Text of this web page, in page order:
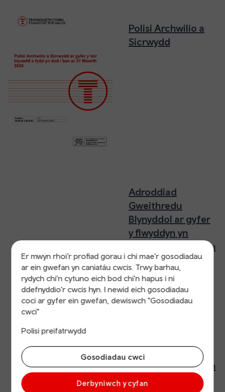
Er mwyn rhoi’r profiad gorau i chi mae'r gosodiadau
ar ein gwefan yn caniatáu cwcis. Trwy barhau,
rydych chi'n cytuno eich bod chi'n hapus i ni
ddefnyddio'r cwcis hyn. I newid eich gosodiadau
coci ar gyfer ein gwefan, dewiswch "Gosodiadau
cwci"
Polisi preifatrwydd
Gosodiadau cwci
Derbyniwch y cyfan
Polisi Archwilio a
Sicrwydd
Adroddiad
Gweithredu
Blynyddol ar gyfer
y flwyddyn yn
diweddu 31 Mawrth
2025
y flwyddyn yn
diweddu 31 Mawrth
2024